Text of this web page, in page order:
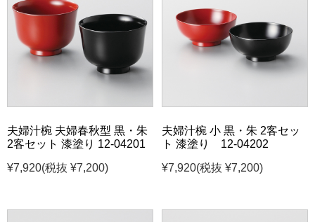
夫婦汁椀 夫婦春秋型 黒・朱
2客セット 漆塗り 12-04201
¥7,920(税抜 ¥7,200)
夫婦汁椀 小 黒・朱 2客セッ
ト 漆塗り 12-04202
¥7,920(税抜 ¥7,200)